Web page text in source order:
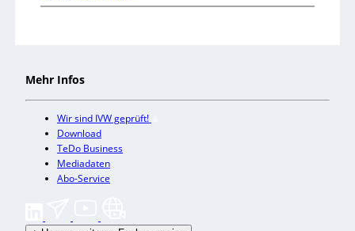
Mehr Infos
Wir sind IVW geprüft!
Download
TeDo Business
Mediadaten
Abo-Service